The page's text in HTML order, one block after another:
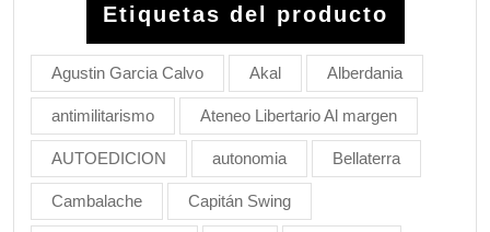
Etiquetas del producto
Agustin Garcia Calvo Akal Alberdania
antimilitarismo Ateneo Libertario Al margen
AUTOEDICION autonomia Bellaterra
Cambalache Capitán Swing